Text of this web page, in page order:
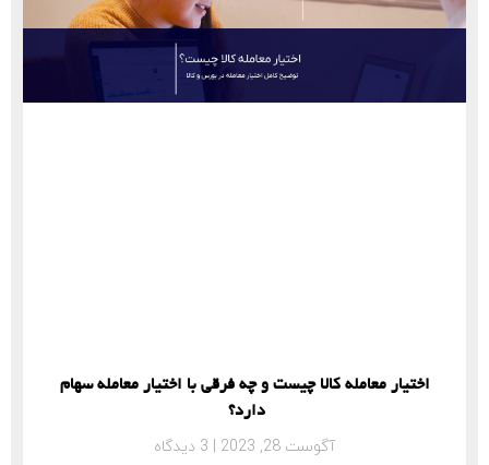
اختیار معامله کالا چیست و چه فرقی با اختیار معامله سهام
دارد؟
آگوست 28, 2023
3 دیدگاه